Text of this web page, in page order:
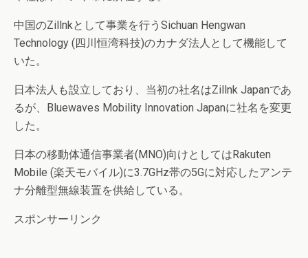
中国のZillnkとして事業を行うSichuan Hengwan
Technology (四川恒湾科技)のカナダ法人として機能して
いた。
日本法人も設立しており、当初の社名はZillnk Japanであ
るが、Bluewaves Mobility Innovation Japanに社名を変更
した。
日本の移動体通信事業者(MNO)向けとしてはRakuten
Mobile (楽天モバイル)に3.7GHz帯の5Gに対応したアンテ
ナ分離型無線装置を供給している。
スポンサーリンク